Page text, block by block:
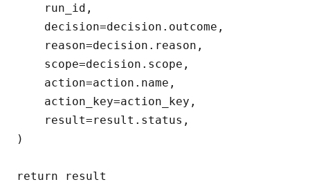
    run_id,
    decision=decision.outcome,
    reason=decision.reason,
    scope=decision.scope,
    action=action.name,
    action_key=action_key,
    result=result.status,
)